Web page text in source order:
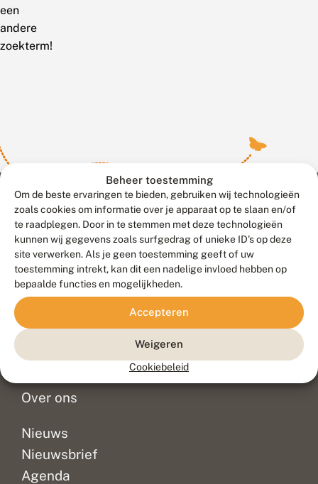
Beheer toestemming
Om de beste ervaringen te bieden, gebruiken wij technologieën
zoals cookies om informatie over je apparaat op te slaan en/of
te raadplegen. Door in te stemmen met deze technologieën
kunnen wij gegevens zoals surfgedrag of unieke ID's op deze
site verwerken. Als je geen toestemming geeft of uw
toestemming intrekt, kan dit een nadelige invloed hebben op
bepaalde functies en mogelijkheden.
Accepteren
Weigeren
Cookiebeleid
een
andere
zoekterm!
Contact
Veelgestelde vragen
Doneer
Over ons
Nieuws
Nieuwsbrief
Agenda
Meld waarnemingen© 2026 Vlinderstichting
Duurzaam ontwikkeld door
Go2People
, ontworpen door
Blue Field Agency
Privacy
Disclaimer
Sitemap